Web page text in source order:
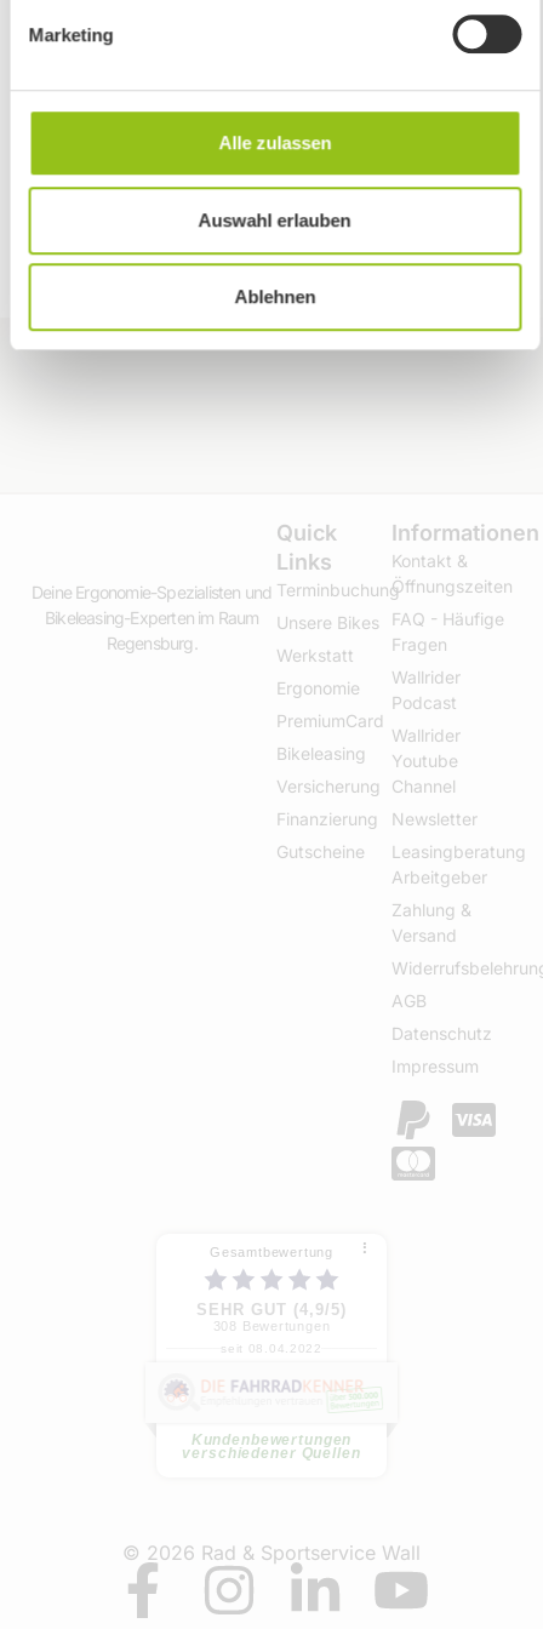
Marketing
Alle zulassen
Auswahl erlauben
Ablehnen
Deine Ergonomie-Spezialisten und
Bikeleasing-Experten im Raum
Regensburg.
Quick
Links
Terminbuchung
Unsere Bikes
Werkstatt
Ergonomie
PremiumCard
Bikeleasing
Versicherung
Finanzierung
Gutscheine
Informationen
Kontakt &
Öffnungszeiten
FAQ - Häufige
Fragen
Wallrider
Podcast
Wallrider
Youtube
Channel
Newsletter
Leasingberatung
Arbeitgeber
Zahlung &
Versand
AGB
Datenschutz
Impressum
Gesamtbewertung ⠇
SEHR GUT (4,9/5)
308 Bewertungen
seit 08.04.2022
Kundenbewertungen
verschiedener Quellen
P. S.
Meine Frau und ich haben jeweils
© 2026 Rad & Sportservice Wall